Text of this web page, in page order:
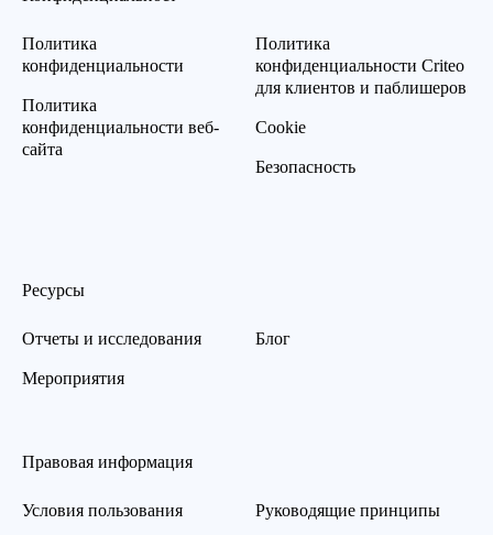
Политика
конфиденциальности
Политика
конфиденциальности веб-
сайта
Политика
конфиденциальности Criteo
для клиентов и паблишеров
Cookie
Безопасность
Ресурсы
Отчеты и исследования
Мероприятия
Блог
Правовая информация
Условия пользования Руководящие принципы